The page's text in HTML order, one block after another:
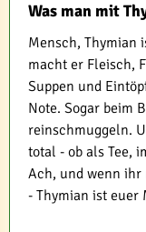
Was man mit
Mensch, Thymian
macht er Fleisch,
Suppen und
Note. Sogar beim
reinschmuggeln.
total - ob als Tee,
Ach, und wenn ihr
- Thymian ist euer